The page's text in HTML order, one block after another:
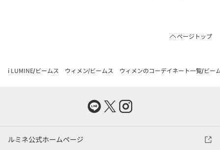
ページトップ
i LUMINE ビームス ウィメン ビームス ウィメンのコーデイネート一覧 ビー
ルミネ公式ホームページ